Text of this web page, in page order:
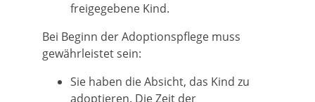
freigegebene Kind.
Bei Beginn der Adoptionspflege muss
gewährleistet sein:
Sie haben die Absicht, das Kind zu
adoptieren. Die Zeit der